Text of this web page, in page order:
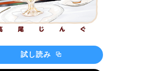
試し読み